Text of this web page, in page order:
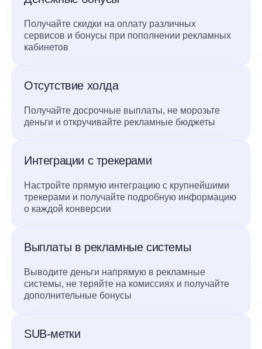
Получайте скидки на оплату различных
сервисов и бонусы при пополнении рекламных
кабинетов
Отсутствие холда
Получайте досрочные выплаты, не морозьте
деньги и откручивайте рекламные бюджеты
Интеграции с трекерами
Настройте прямую интеграцию с крупнейшими
трекерами и получайте подробную информацию
о каждой конверсии
Выплаты в рекламные системы
Выводите деньги напрямую в рекламные
системы, не теряйте на комиссиях и получайте
дополнительные бонусы
SUB-метки